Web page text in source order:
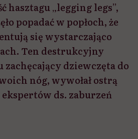
hasztagu „legging legs”,
popadać w popłoch, że
się wystarczająco
Ten destrukcyjny
dziewczęta do
nóg, wywołał ostrą
ds. zaburzeń